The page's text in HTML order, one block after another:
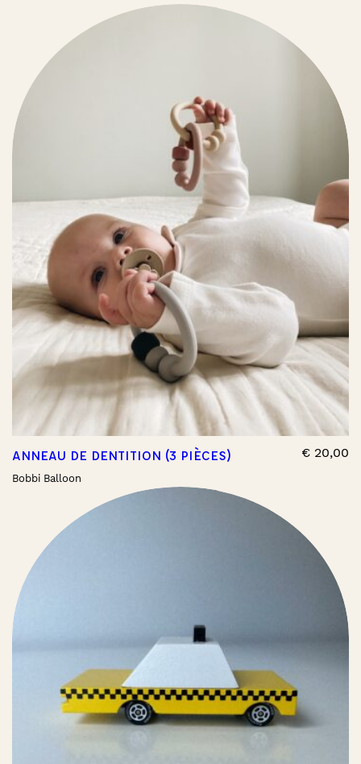
ANNEAU DE DENTITION (3 PIÈCES)
Bobbi Balloon
€ 20,00